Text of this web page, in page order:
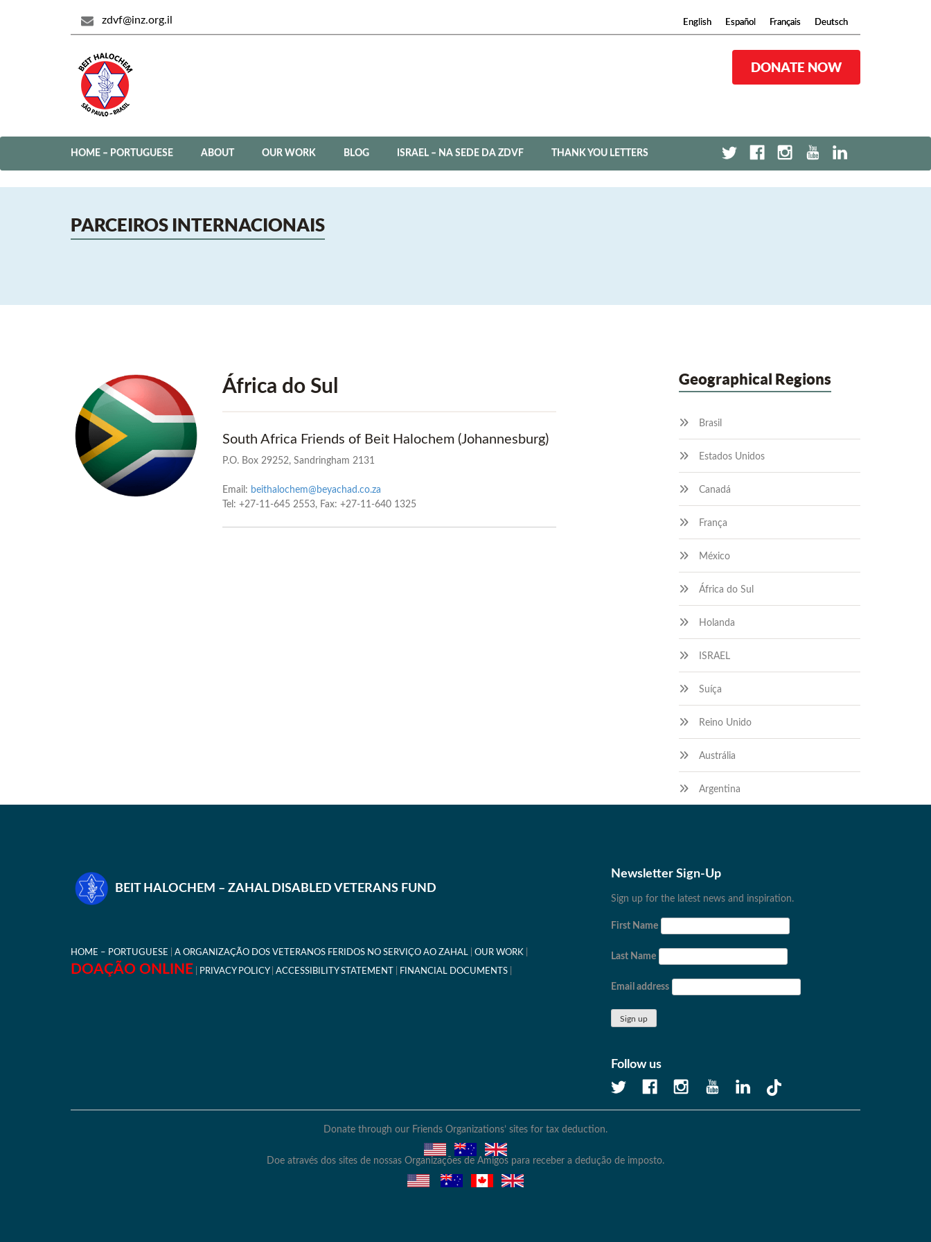
zdvf@inz.org.il English Español Français Deutsch
English Español Français Deutsch
DONATE NOW
HOME – PORTUGUESE ABOUT OUR WORK BLOG ISRAEL – NA SEDE DA ZDVF THANK YOU LETTERS
PARCEIROS INTERNACIONAIS
África do Sul
South Africa Friends of Beit Halochem (Johannesburg)
P.O. Box 29252, Sandringham 2131
Email: beithalochem@beyachad.co.za
Tel: +27-11-645 2553, Fax: +27-11-640 1325
Geographical Regions
Brasil
Estados Unidos
Canadá
França
México
África do Sul
Holanda
ISRAEL
Suíça
Reino Unido
Austrália
Argentina
BEIT HALOCHEM – ZAHAL DISABLED VETERANS FUND
HOME – PORTUGUESE A ORGANIZAÇÃO DOS VETERANOS FERIDOS NO SERVIÇO AO ZAHAL OUR WORK
DOAÇÃO ONLINE PRIVACY POLICY ACCESSIBILITY STATEMENT FINANCIAL DOCUMENTS
Newsletter Sign-Up
Sign up for the latest news and inspiration.
First Name
Last Name
Email address
Follow us
Donate through our Friends Organizations’ sites for tax deduction.
Doe através dos sites de nossas Organizações de Amigos para receber a dedução de imposto.